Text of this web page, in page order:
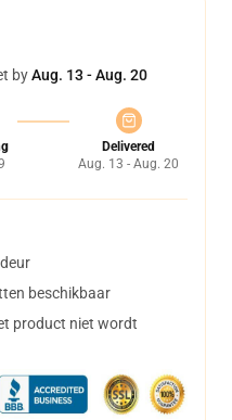
byAug. 13 - Aug. 20
Delivered
Aug. 13 - Aug. 20
beschikbaar
product niet wordt